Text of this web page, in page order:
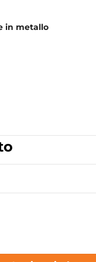
in metallo
Bicolore Matera